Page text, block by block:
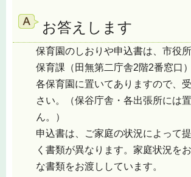
お答えします
保育園のしおりや申込書は、市役
保育課（田無第二庁舎2階2番窓口
各保育園に置いてありますので、
さい。（保谷庁舎・各出張所には
ん。）
申込書は、ご家庭の状況によって
く書類が異なります。家庭状況を
な書類をお渡ししています。